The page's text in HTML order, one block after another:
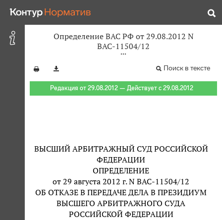
Определение ВАС РФ от 29.08.2012 N
ВАС-11504/12
Поиск в тексте
Редакция от 29.08.2012 — Действует с 29.08.2012
ВЫСШИЙ АРБИТРАЖНЫЙ СУД РОССИЙСКОЙ
ФЕДЕРАЦИИ
ОПРЕДЕЛЕНИЕ
от 29 августа 2012 г. N ВАС-11504/12
ОБ ОТКАЗЕ В ПЕРЕДАЧЕ ДЕЛА В ПРЕЗИДИУМ
ВЫСШЕГО АРБИТРАЖНОГО СУДА
РОССИЙСКОЙ ФЕДЕРАЦИИ